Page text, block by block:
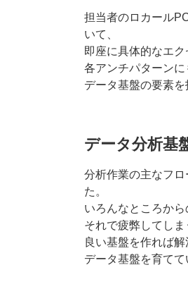
担当者のロカール
いて、
即座に具体的なエ
各アンチパターンに
データ基盤の要素
データ分析基
分析作業の主なフ
た。
いろんなところか
それで疲弊してしま
良い基盤を作れば解
データ基盤を育てて